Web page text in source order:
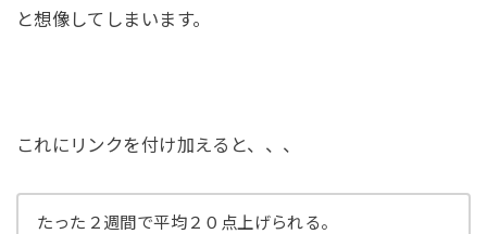
と想像してしまいます。
これにリンクを付け加えると、、、
たった２週間で平均２０点上げられる。